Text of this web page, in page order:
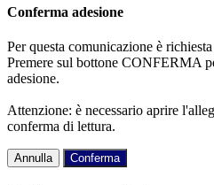
Conferma adesione
Per questa comunicazione è
Premere sul bottone CONFERMA
adesione.
Attenzione: è necessario aprire
conferma di lettura.
Annulla Conferma